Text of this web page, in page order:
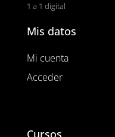
1 a 1 digital
Mis datos
Mi cuenta
Acceder
Cursos